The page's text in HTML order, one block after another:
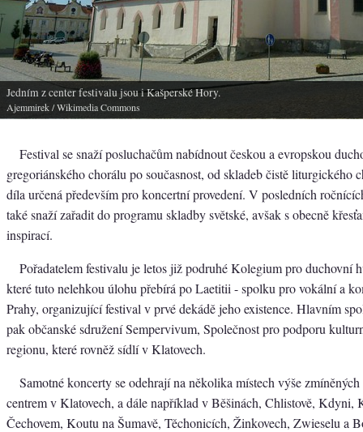
Jedním z center festivalu jsou i Kašperské Hory.
Ajemmirek/ Wikimedia Commons
Festival se snaží posluchačům nabídnout českou a evropskou
gregoriánského chorálu po současnost, od skladeb čistě liturgického
díla určená především pro koncertní provedení. V posledních
také snaží zařadit do programu skladby světské, avšak s obecně
inspirací.
Pořadatelem festivalu je letos již podruhé Kolegium pro duchovní
které tuto nelehkou úlohu přebírá po Laetitii - spolku pro vokální a
Prahy, organizující festival v prvé dekádě jeho existence. Hlavním
pak občanské sdružení Sempervivum, Společnost pro podporu
regionu, které rovněž sídlí v Klatovech.
Samotné koncerty se odehrají na několika místech výše
centrem v Klatovech, a dále například v Běšinách, Chlistově, Kdyni,
Čechovem, Koutu na Šumavě, Těchonicích, Žinkovech, Zwieselu a